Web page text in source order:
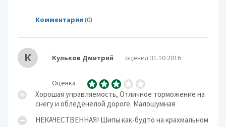
Комментарии (0)
К Кульков Дмитрий оценил 31.10.2016
Оценка
Хорошая управляемость, Отличное торможение на
снегу и обледенелой дороге. Малошумная
НЕКАЧЕСТВЕННАЯ! Шипы как-будто на крахмальном